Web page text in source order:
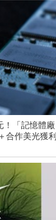
！「記憶體
合作美光獲